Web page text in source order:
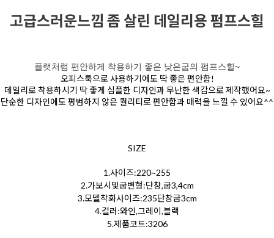
고급스러운느낌 좀 살린 데일리용 펌프스힐
플랫처럼 편안하게 착용하기 좋은 낮은굽의 펌프스힐~
오피스룩으로 사용하기에도 딱 좋은 편안함!
데일리로 착용하시기 딱 좋게 심플한 디자인과 무난한 색감으로 제작했어요~
단순한 디자인에도 평범하지 않은 퀄리티로 편안함과 매력을 느낄 수 있어요^^
SIZE
1.사이즈:220~255
2.가보시및굽변형:단창,굽3,4cm
3.모델착화사이즈:235단창굽3cm
4.컬러:와인,그레이,블랙
5.제품코드:3206